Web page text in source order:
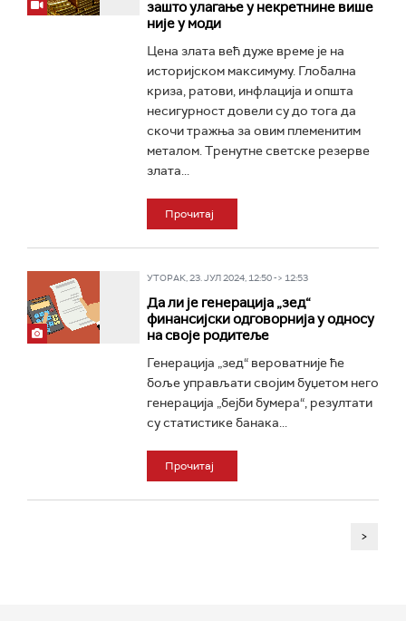
зашто улагање у некретнине више
није у моди
Цена злата већ дуже време је на
историјском максимуму. Глобална
криза, ратови, инфлација и општа
несигурност довели су до тога да
скочи тражња за овим племенитим
металом. Тренутне светске резерве
злата...
Прочитај
УТОРАК, 23. ЈУЛ 2024, 12:50 -> 12:53
Да ли је генерација „зед“
финансијски одговорнија у односу
на своје родитеље
Генерација „зед“ вероватније ће
боље управљати својим буџетом него
генерација „бејби бумера“, резултати
су статистике банака...
Прочитај
>